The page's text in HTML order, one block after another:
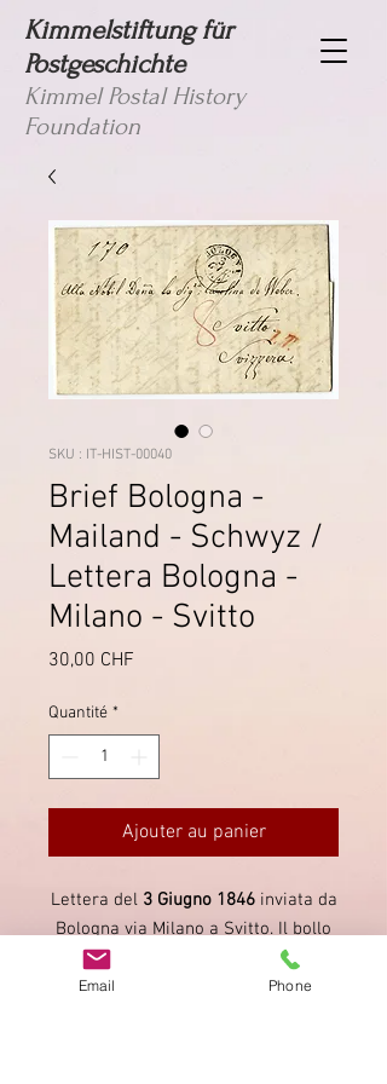
Kimmelstiftung für
Postgeschichte
Kimmel Postal History
Foundation
SKU : IT-HIST-00040
Brief Bologna -
Mailand - Schwyz /
Lettera Bologna -
Milano - Svitto
30,00 CHF
Quantité *
Ajouter au panier
Lettera del 3 Giugno 1846inviata da
Bologna via Milano a Svitto. Il bollo
L.T.secondo Vollmeier è stato
utilizzato a partire dal 9.9.1846
Email Phone